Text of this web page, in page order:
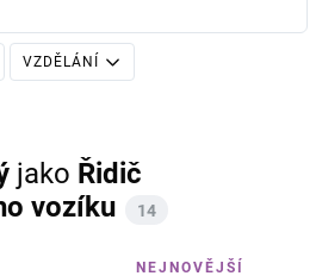
VZDĚLÁNÍ
jako Řidič
vozíku
14
NEJNOVĚJŠÍ